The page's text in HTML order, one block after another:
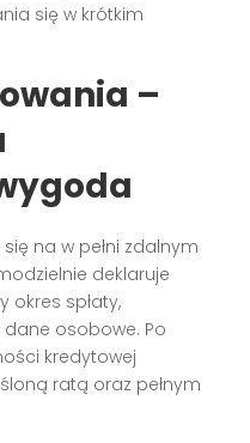
się w krótkim
–
na w pełni zdalnym
deklaruje
okres spłaty,
osobowe. Po
kredytowej
ratą oraz pełnym